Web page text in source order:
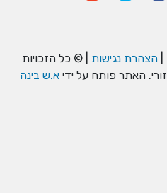
הצהרת נגישות | © כל הזכויות
האתר פותח על ידי א.ש בינה